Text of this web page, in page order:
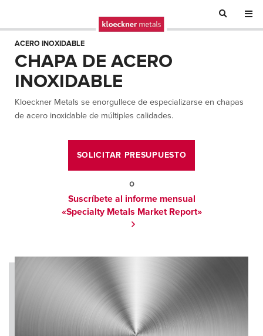
ACERO INOXIDABLE
CHAPA DE ACERO
INOXIDABLE
Kloeckner Metals se enorgullece de especializarse en chapas
de acero inoxidable de múltiples calidades.
SOLICITAR PRESUPUESTO
o
Suscríbete al informe mensual
«Specialty Metals Market Report»